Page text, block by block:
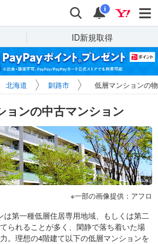
検索 通知
i
ID新規取得
北海道 釧路市 低層マンションの
ョンの中古マンション
一部の画像提供：アフロ
第一種低層住居専用地域、もしくは第二
られることが多く、閑静で落ち着いた場
。理想の4階建て以下の低層マンションを